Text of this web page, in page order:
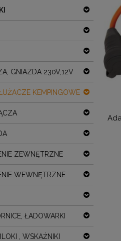
GNIAZDA 230V,12V
KEMPINGOWE
ZEWNĘTRZNE
WEWNĘTRZNE
ŁADOWARKI
, WSKAŹNIKI